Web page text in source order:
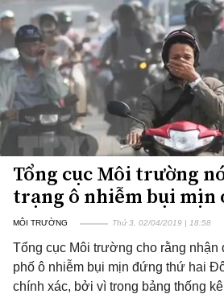
Tổng cục Môi trường
trạng ô nhiễm bụi mịn
MÔI TRƯỜNG Thứ 3, 02/04/2019 | 18:58
Tổng cục Môi trường cho rằng nhận
phố ô nhiễm bụi mịn đứng thứ hai
chính xác, bởi vì trong bảng thống